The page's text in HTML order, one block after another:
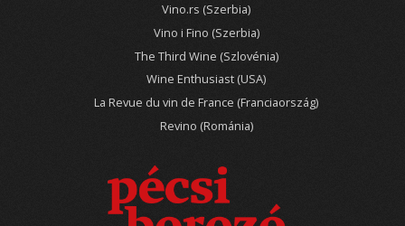
Vino.rs (Szerbia)
Vino i Fino (Szerbia)
The Third Wine (Szlovénia)
Wine Enthusiast (USA)
La Revue du vin de France (Franciaország)
Revino (Románia)